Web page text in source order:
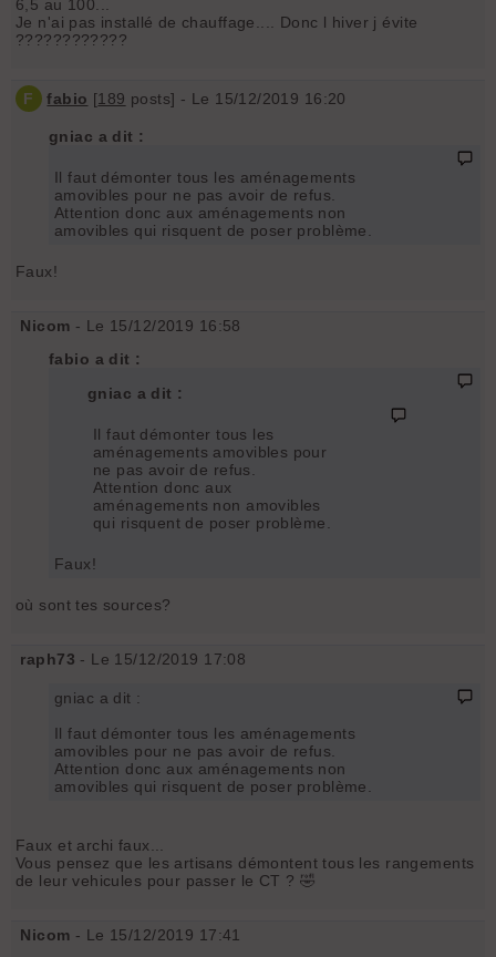
6,5 au 100...
Je n'ai pas installé de chauffage.... Donc l hiver j évite
????????????
F fabio [189 posts] - Le 15/12/2019 16:20
gniac a dit :
Il faut démonter tous les aménagements
amovibles pour ne pas avoir de refus.
Attention donc aux aménagements non
amovibles qui risquent de poser problème.
Faux!
Nicom - Le 15/12/2019 16:58
fabio a dit :
gniac a dit :
Il faut démonter tous les
aménagements amovibles pour
ne pas avoir de refus.
Attention donc aux
aménagements non amovibles
qui risquent de poser problème.
Faux!
où sont tes sources?
raph73 - Le 15/12/2019 17:08
gniac a dit :
Il faut démonter tous les aménagements
amovibles pour ne pas avoir de refus.
Attention donc aux aménagements non
amovibles qui risquent de poser problème.
Faux et archi faux...
Vous pensez que les artisans démontent tous les rangements
de leur vehicules pour passer le CT ? 🤣
Nicom - Le 15/12/2019 17:41